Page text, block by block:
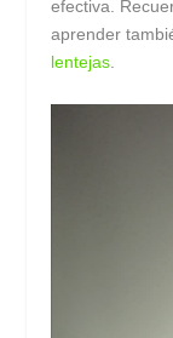
efectiva.
aprender
lentejas